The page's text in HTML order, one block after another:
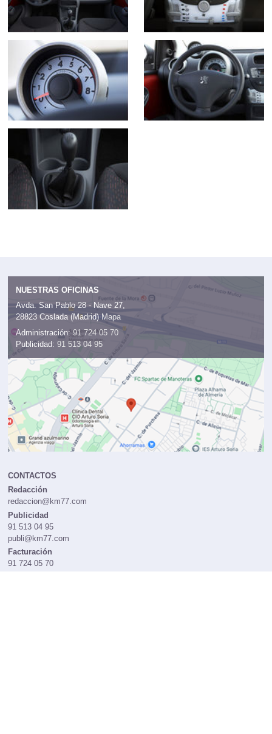
NUESTRAS OFICINAS
Avda. San Pablo 28 - Nave 27,
28823 Coslada (Madrid) Mapa
Administración: 91 724 05 70
Publicidad: 91 513 04 95
CONTACTOS
Redacción
redaccion@km77.com
Publicidad
91 513 04 95
publi@km77.com
Facturación
91 724 05 70